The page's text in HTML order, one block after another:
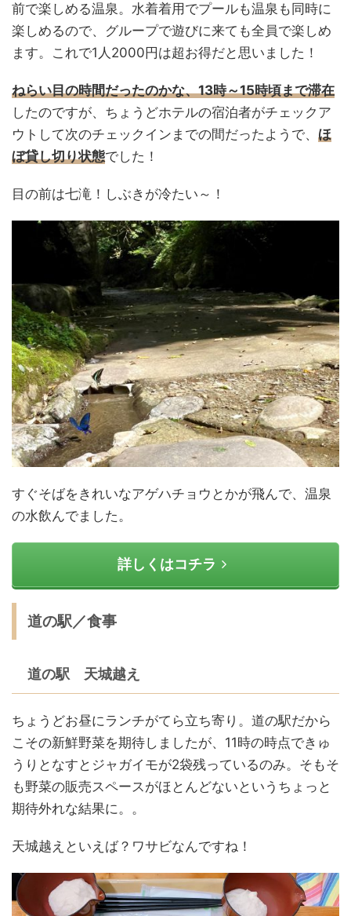
前で楽しめる温泉。水着着用でプールも温泉も同時に
楽しめるので、グループで遊びに来ても全員で楽しめ
ます。これで1人2000円は超お得だと思いました！
ねらい目の時間だったのかな、13時～15時頃まで滞在
したのですが、ちょうどホテルの宿泊者がチェックア
ウトして次のチェックインまでの間だったようで、 ほ
ぼ貸し切り状態でした！
目の前は七滝！しぶきが冷たい～！
すぐそばをきれいなアゲハチョウとかが飛んで、温泉
の水飲んでました。
詳しくはコチラ
道の駅／食事
道の駅 天城越え
ちょうどお昼にランチがてら立ち寄り。道の駅だから
こその新鮮野菜を期待しましたが、11時の時点できゅ
うりとなすとジャガイモが2袋残っているのみ。そもそ
も野菜の販売スペースがほとんどないというちょっと
期待外れな結果に。。
天城越えといえば？ワサビなんですね！